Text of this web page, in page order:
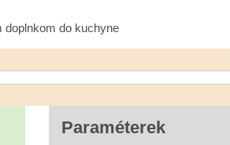
doplnkom do kuchyne
Paraméterek